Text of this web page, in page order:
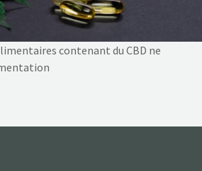
contenant du CBD ne